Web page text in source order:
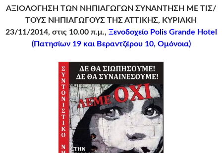
ΑΞΙΟΛΟΓΗΣΗ ΤΩΝ ΝΗΠΙΑΓΩΓΩΝ ΣΥΝΑΝΤΗΣΗ ΜΕ ΤΙΣ/
ΤΟΥΣ ΝΗΠΙΑΓΩΓΟΥΣ ΤΗΣ ΑΤΤΙΚΗΣ, ΚΥΡΙΑΚΗ
23/11/2014, στις 10.00 π.μ., Ξενοδοχείο Polis Grande Hotel
(Πατησίων 19 και Βεραντζέρου 10, Ομόνοια)